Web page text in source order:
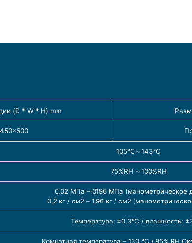
(D * W * H) mm
105℃～143℃
75%RH ～100%RH
0,02 МПа – 0196 МПа (манометрическое
0,2 кг / см2 – 1,96 кг / см2
Температура: ±0,3°C / влажность:
Комнатная температура – 130 °C / 85% RH